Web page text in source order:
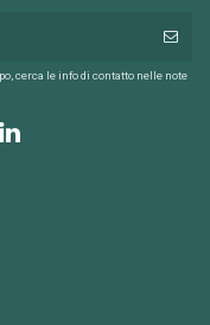
cerca le info di contatto nelle note